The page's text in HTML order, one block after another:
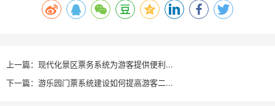
上一篇：现代化景区票务系统为游客提供便利...
下一篇：游乐园门票系统建设如何提高游客二...